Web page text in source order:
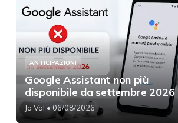
{{POSTS[3].LABEL}}
{{posts[3].title}}
{{POSTS[3].LABEL}}
{{posts[3].title}}
ANTICIPAZIONI
Google Assistant non più
disponibile da settembre 2026
Jo Val • 06/08/2026